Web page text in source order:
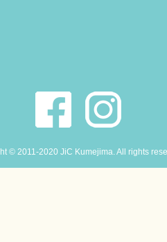
© 2011-2020 JiC Kumejima. All rights